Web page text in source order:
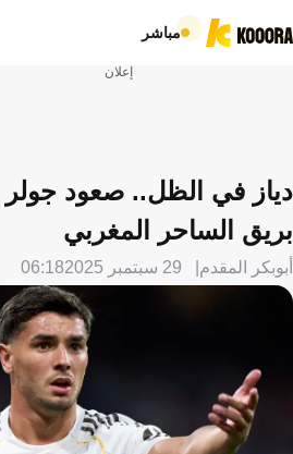
مباشر
إعلان
دياز في الظل.. صعود جولر
بريق الساحر المغربي
أبوبكر المقدم 29 سبتمبر 2025 06:18